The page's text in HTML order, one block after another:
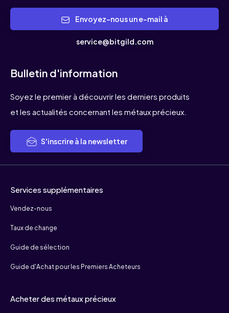
service@bitgild.com
Bulletin d'information
Soyez le premier à découvrir les derniers produits
et les actualités concernant les métaux précieux.
S'inscrire à la newsletter
Services supplémentaires
Vendez-nous
Taux de change
Guide de sélection
Guide d'Achat pour les Premiers Acheteurs
Acheter des métaux précieux